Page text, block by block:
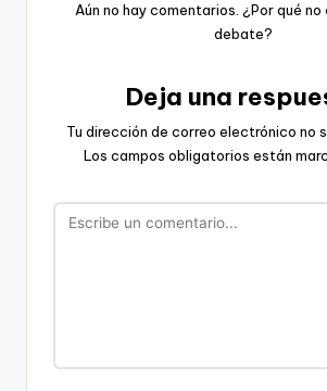
Aún no hay comentarios. ¿Por qué no
debate?
Deja una
Tu dirección de correo electrónico no
Los campos obligatorios están